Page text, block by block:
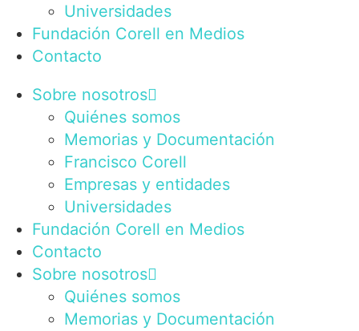
Universidades
Fundación Corell en Medios
Contacto
Sobre nosotros
Quiénes somos
Memorias y Documentación
Francisco Corell
Empresas y entidades
Universidades
Fundación Corell en Medios
Contacto
Sobre nosotros
Quiénes somos
Memorias y Documentación